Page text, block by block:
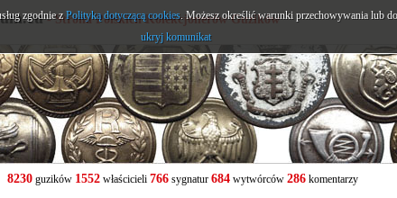
- Strona Polskich Kolekcjonerów Guzików
8230guzików 1552właścicieli 766sygnatur 684wytwórców 286komentarzy
zgodnie zPolityką dotyczącą cookies. Możesz określić warunki przechowywania lub
ukryj komunikat